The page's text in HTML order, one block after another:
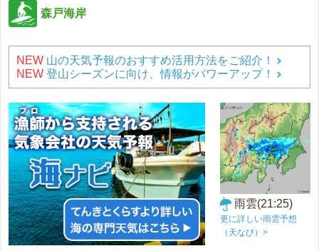
森戸海岸
NEW 山の天気予報のおすすめ活用方法をご紹介！
NEW 登山シーズンに向け、情報がパワーアップ！
雨雲(21:25)
更に詳しい雨雲予想
（天なび）>